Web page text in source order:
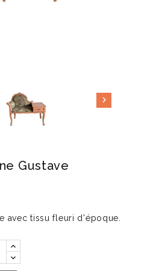

Gustave
avec tissu fleuri d'époque.